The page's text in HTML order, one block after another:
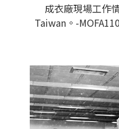
成衣廠現場工作
Taiwan。-